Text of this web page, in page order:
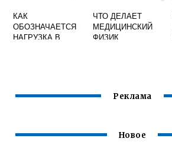
КАК
ОБОЗНАЧАЕТСЯ
НАГРУЗКА В
ЧТО ДЕЛАЕТ
МЕДИЦИНСКИЙ
ФИЗИК
Реклама
Новое